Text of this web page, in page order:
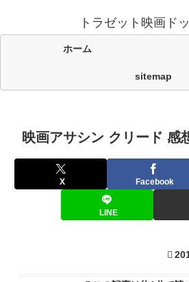
トラゼット映画ド
ホーム
sitemap
映画アサシン クリード 感
X Facebook
LINE